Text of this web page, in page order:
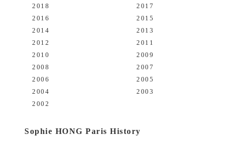
2018
2017
2016
2015
2014
2013
2012
2011
2010
2009
2008
2007
2006
2005
2004
2003
2002
Sophie HONG Paris History